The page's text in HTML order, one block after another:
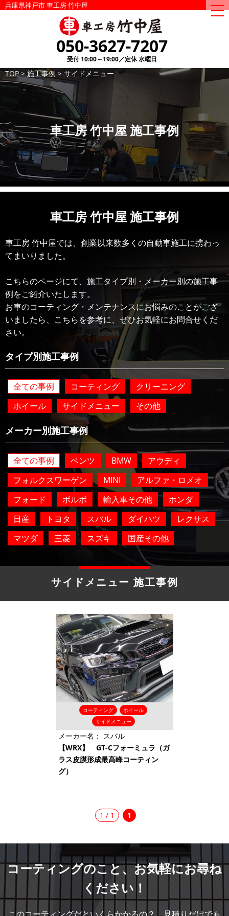
兵庫県神戸市 車工房 竹中屋
050-3627-7207
受付 10:00～19:00／定休 水曜日
TOP>施工事例 > サイドメニュー
車工房 竹中屋 施工事例
車工房 竹中屋 施工事例
車工房 竹中屋では、創業以来数多くの自動車施工に携わっ
てまいりました。
こちらのページにて、施工タイプ別・メーカー別の施工事
例をご紹介いたします。
お車のコーティング・メンテナンスにお悩みのことがござ
いましたら、こちらを参考に、ぜひお気軽にお問合せくだ
さい。
タイプ別施工事例
全ての事例 コーティング
クリーニング
ホイール
サイドメニュー その他
メーカー別施工事例
全ての事例 ベンツ BMW
アウディ
フォルクスワーゲン
MINI
アルファ・ロメオ
フォード
ボルボ 輸入車その他
ホンダ
日産
トヨタ スバル ダイハツ
レクサス
マツダ
三菱 スズキ 国産その他
サイドメニュー 施工事例
コーティング
ホイール
サイドメニュー
メーカー名：
スバル
【WRX】 GT-Cフォーミュラ（ガ
ラス皮膜形成最高峰コーティン
グ）
1 / 1 1
コーティングのこと、お気軽にお尋ね
ください！
このコーティングだといくらかかるの？ 見積りだけでも